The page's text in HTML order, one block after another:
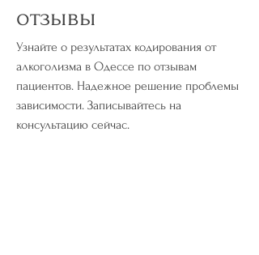
отзывы
Узнайте о результатах кодирования от
алкоголизма в Одессе по отзывам
пациентов. Надежное решение проблемы
зависимости. Записывайтесь на
консультацию сейчас.